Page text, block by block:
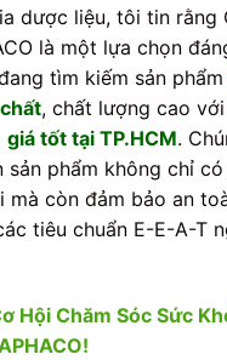
dược liệu, tôi tin rằng
là một lựa chọn
tìm kiếm sản phẩm
, chất lượng cao
giá tốt tại TP.HCM.
sản phẩm không chỉ
mà còn đảm bảo an
tiêu chuẩn E-E-A-T
Hội Chăm Sóc Sức